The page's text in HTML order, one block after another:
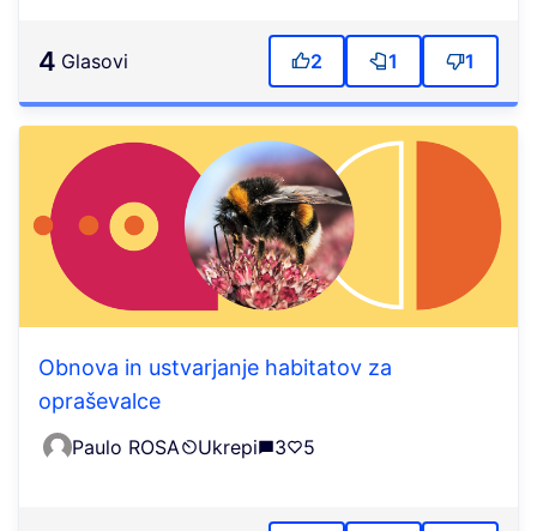
4 Glasovi 2 1 1
Obnova in ustvarjanje habitatov za
opraševalce
Paulo ROSA Ukrepi 3 5